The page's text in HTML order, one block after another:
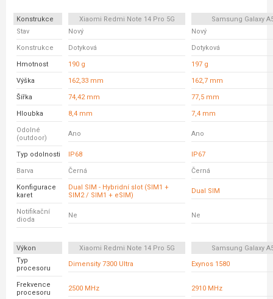
Konstrukce Xiaomi Redmi Note 14 Pro 5G
Samsung Galaxy
Stav
Nový Nový
Konstrukce Dotyková Dotyková
Hmotnost 190 g 197 g
Výška 162,33 mm 162,7 mm
Šířka 74,42 mm 77,5 mm
Hloubka 8,4 mm 7,4 mm
Odolné
(outdoor)
Ano Ano
Typ odolnosti IP68 IP67
Barva Černá Černá
Konfigurace
karet
Dual SIM - Hybridní slot (SIM1 +
SIM2 / SIM1 + eSIM)
Dual SIM
Notifikační
dioda
Ne Ne
Výkon Xiaomi Redmi Note 14 Pro 5G
Samsung Galaxy
Typ
procesoru
Dimensity 7300 Ultra Exynos 1580
Frekvence
procesoru
2500 MHz 2910 MHz